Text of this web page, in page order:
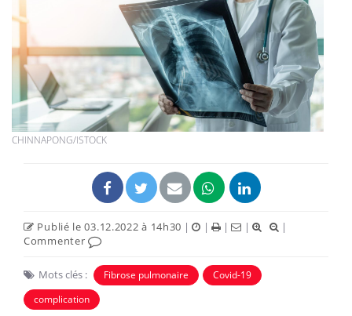
CHINNAPONG/ISTOCK
Publié le 03.12.2022 à 14h30 | | | |
|
Commenter
Mots clés : Fibrose pulmonaire
Covid-19
complication